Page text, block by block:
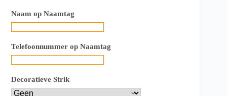
Naam op Naamtag
Telefoonnummer op Naamtag
Decoratieve Strik